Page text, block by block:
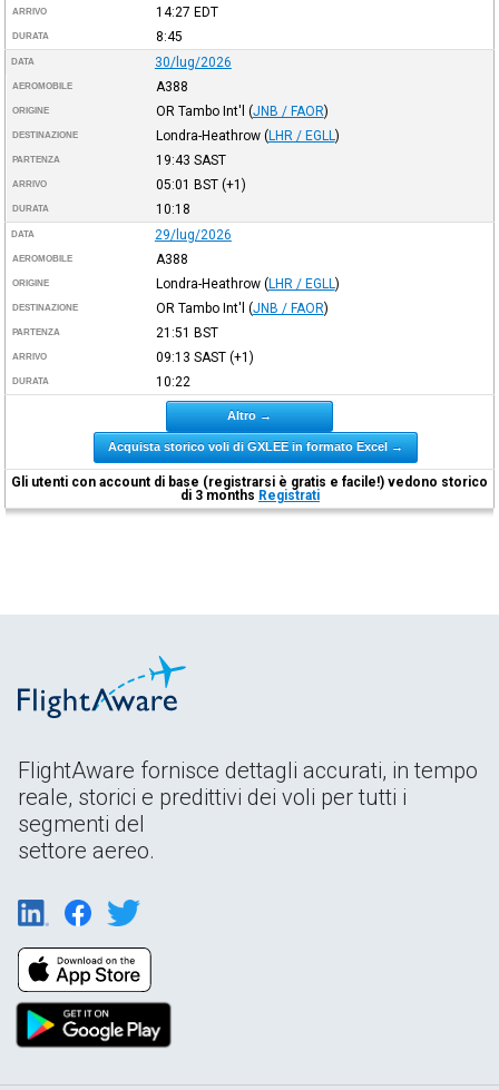
ARRIVO 14:27 EDT
DURATA 8:45
DATA 30/lug/2026
AEROMOBILE A388
ORIGINE OR Tambo Int'l (JNB / FAOR)
DESTINAZIONE Londra-Heathrow (LHR / EGLL )
PARTENZA 19:43 SAST
ARRIVO 05:01 BST(+1)
DURATA 10:18
DATA 29/lug/2026
AEROMOBILE A388
ORIGINE Londra-Heathrow (LHR / EGLL )
DESTINAZIONE OR Tambo Int'l (JNB / FAOR)
PARTENZA 21:51 BST
ARRIVO 09:13 SAST(+1)
DURATA 10:22
Altro →
Acquista storico voli di GXLEE in formato Excel →
Gli utenti con account di base (registrarsi è gratis e facile!) vedono storico
di 3 months Registrati
FlightAware fornisce dettagli accurati, in tempo
reale, storici e predittivi dei voli per tutti i
segmenti del
settore aereo.